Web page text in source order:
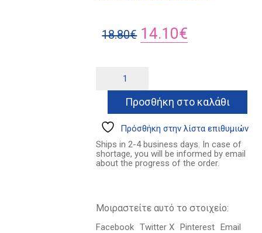
18.80€ Original
18.80€.
14.10€
είναι:
14.10€.
φως
δεν
μπορούμε
δούμε
ποσότητα
Προσθήκη στο καλάθι
Πρόσθήκη στην λίστα επιθυμιών
Ships in 2-4 business days. In case of
shortage, you will be informed by email
about the progress of the order.
Μοιραστείτε αυτό το στοιχείο:
Facebook Twitter X Pinterest Email